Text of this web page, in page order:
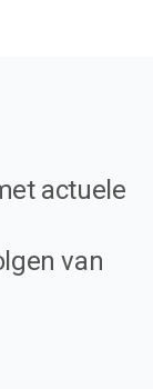
actuele
van